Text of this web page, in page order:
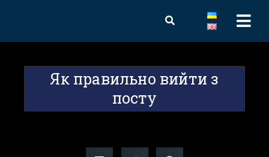
Як правильно вийти з
посту